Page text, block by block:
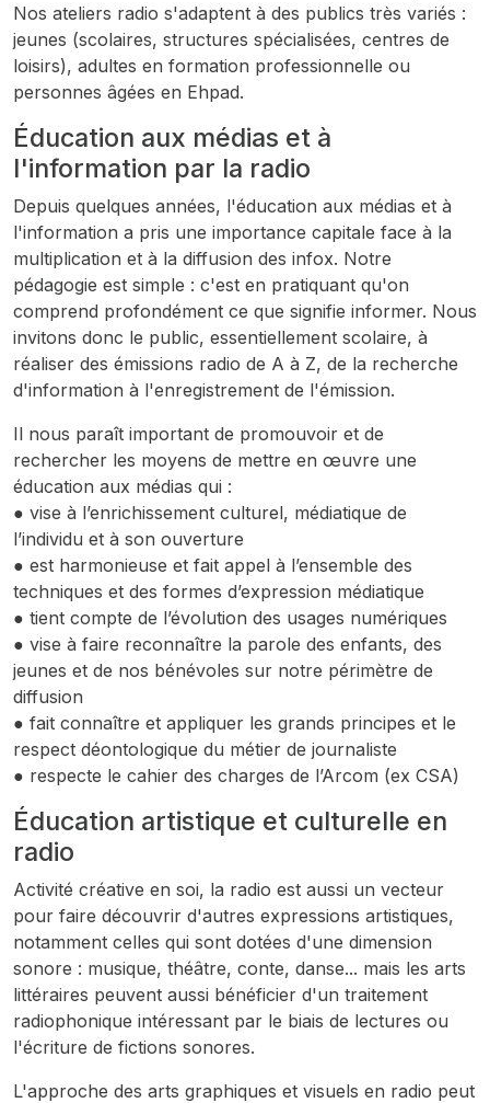
Nos ateliers radio s'adaptent à des publics très variés :
jeunes (scolaires, structures spécialisées, centres de
loisirs), adultes en formation professionnelle ou
personnes âgées en Ehpad.
Éducation aux médias et à
l'information par la radio
Depuis quelques années, l'éducation aux médias et à
l'information a pris une importance capitale face à la
multiplication et à la diffusion des infox. Notre
pédagogie est simple : c'est en pratiquant qu'on
comprend profondément ce que signifie informer. Nous
invitons donc le public, essentiellement scolaire, à
réaliser des émissions radio de A à Z, de la recherche
d'information à l'enregistrement de l'émission.
Il nous paraît important de promouvoir et de
rechercher les moyens de mettre en œuvre une
éducation aux médias qui :
● vise à l’enrichissement culturel, médiatique de
l’individu et à son ouverture
● est harmonieuse et fait appel à l’ensemble des
techniques et des formes d’expression médiatique
● tient compte de l’évolution des usages numériques
● vise à faire reconnaître la parole des enfants, des
jeunes et de nos bénévoles sur notre périmètre de
diffusion
● fait connaître et appliquer les grands principes et le
respect déontologique du métier de journaliste
● respecte le cahier des charges de l’Arcom (ex CSA)
Éducation artistique et culturelle en
radio
Activité créative en soi, la radio est aussi un vecteur
pour faire découvrir d'autres expressions artistiques,
notamment celles qui sont dotées d'une dimension
sonore : musique, théâtre, conte, danse... mais les arts
littéraires peuvent aussi bénéficier d'un traitement
radiophonique intéressant par le biais de lectures ou
l'écriture de fictions sonores.
L'approche des arts graphiques et visuels en radio peut